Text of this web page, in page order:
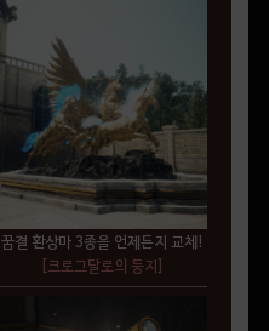
꿈결 환상마 3종을 언제든지 교체!
[크로그달로의 둥지]